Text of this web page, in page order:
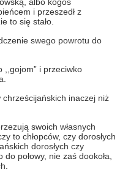
i przeszedł z
to się stało.
swego powrotu do
,,gojom” i przeciwko
chrześcijańskich inaczej niż
swoich własnych
to chłopców, czy dorosłych
dorosłych czy
połowy, nie zaś dookoła,